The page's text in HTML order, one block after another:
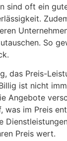
sind oft ein
So
das Preis-
ist nicht
Angebote
was im Preis
Preis wert.